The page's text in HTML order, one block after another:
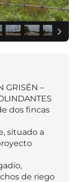
×
GRISÉN –
dos fincas
situado a
de riego